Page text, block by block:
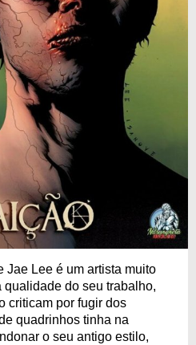
Jae Lee é um artista muito
qualidade do seu trabalho,
criticam por fugir dos
quadrinhos tinha na
o seu antigo estilo,